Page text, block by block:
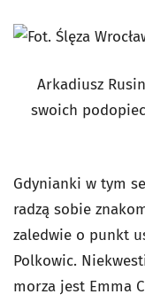
Arkadiusz
swoich
Gdynianki w tym
radzą sobie
zaledwie o punkt
Polkowic.
morza jest Emma